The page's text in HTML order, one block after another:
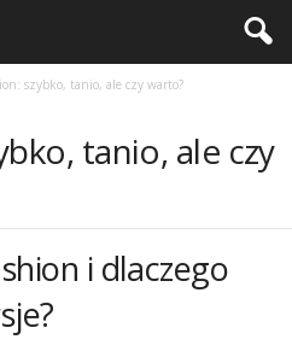
szybko, tanio, ale czy warto?
tanio, ale czy
i dlaczego